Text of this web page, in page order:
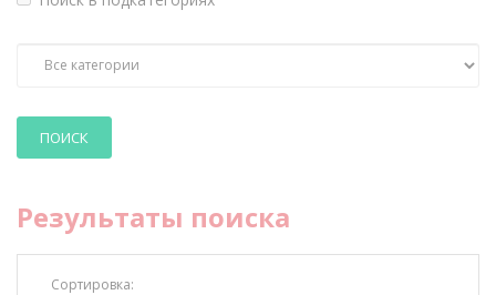
Результаты поиска
Сортировка: